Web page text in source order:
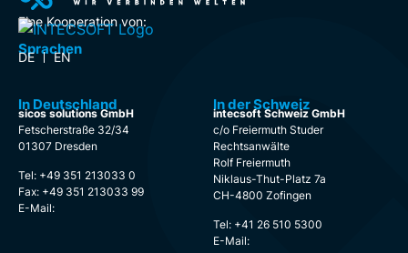
Eine Kooperation von:
Sprachen
DE EN
In Deutschland
sicos solutions GmbH
Fetscherstraße 32/34
01307 Dresden
Tel: +49 351 213033 0
Fax: +49 351 213033 99
E-Mail:
In der Schweiz
intecsoft Schweiz GmbH
c/o Freiermuth Studer
Rechtsanwälte
Rolf Freiermuth
Niklaus-Thut-Platz 7a
CH-4800 Zofingen
Tel: +41 26 510 5300
E-Mail: